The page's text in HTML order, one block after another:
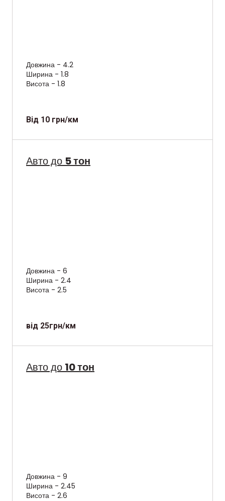
Довжина - 4.2
Ширина - 1.8
Висота - 1.8
Від 10 грн/км
Авто до 5 тон
Довжина - 6
Ширина - 2.4
Висота - 2.5
від 25грн/км
Авто до 10 тон
Довжина - 9
Ширина - 2.45
Висота - 2.6